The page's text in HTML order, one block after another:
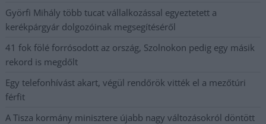
Györfi Mihály több tucat vállalkozással egyeztetett a
kerékpárgyár dolgozóinak megsegítéséről
41 fok fölé forrósodott az ország, Szolnokon pedig egy másik
rekord is megdőlt
Egy telefonhívást akart, végül rendőrök vitték el a mezőtúri
férfit
A Tisza kormány minisztere újabb nagy változásokról döntött